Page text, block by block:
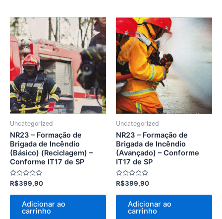
Uncategorized
NR23 – Formação de
Brigada de Incêndio
(Básico) (Reciclagem) –
Conforme IT17 de SP
Avaliação
0
de
R$399,90
Adicionar ao
carrinho
Uncategorized
NR23 – Formação de
Brigada de Incêndio
(Avançado) – Conforme
IT17 de SP
Avaliação
0
de
R$399,90
Adicionar ao
carrinho